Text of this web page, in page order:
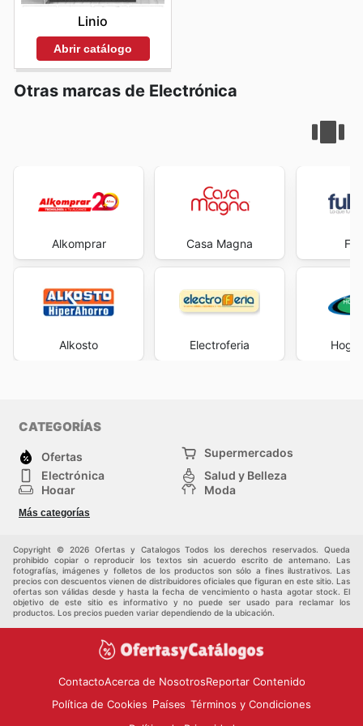
Linio
Abrir catálogo
Otras marcas de Electrónica
Alkomprar
Alkosto
Casa Magna
Electroferia
CATEGORÍAS
Ofertas
Supermercados
Electrónica
Salud y Belleza
Hogar
Moda
Herramientas y jardinería
Infancia
Más categorías
Copyright © 2026 Ofertas y Catalogos Todos los derechos reservados. Queda
prohibido copiar o reproducir los textos sin acuerdo escrito de antemano. Las
fotografías, imágenes y folletos de los productos son sólo a fines ilustrativos. Las
precios con descuentos vienen de distribuidores oficiales que figuran en este sitio. Las
ofertas son válidas desde y hasta la fecha de vencimiento o hasta agotar stock. El
objetivo de este sitio es informativo y no puede ser usado para reclamar los
productos. Los precios pueden variar dependiendo de la ubicación.
ContactoAcerca de NosotrosReportar Contenido
Política de Cookies Países Términos y Condiciones